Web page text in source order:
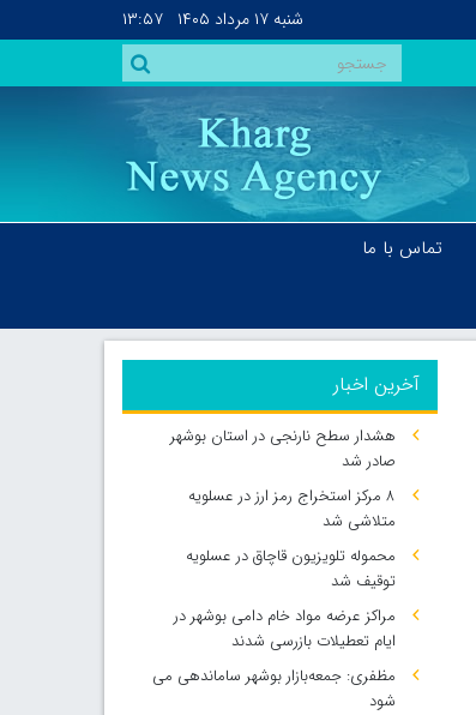
شنبه ۱۷ مرداد ۱۴۰۵ ۱۳:۵۷
تماس با ما
آخرین اخبار
هشدار سطح نارنجی در استان بوشهر
صادر شد
۸ مرکز استخراج رمز ارز در عسلویه
متلاشی شد
محموله تلویزیون قاچاق در عسلویه
توقیف شد
مراکز عرضه مواد خام دامی بوشهر در
ایام تعطیلات بازرسی شدند
مظفری: جمعه‌بازار بوشهر ساماندهی می‌
شود